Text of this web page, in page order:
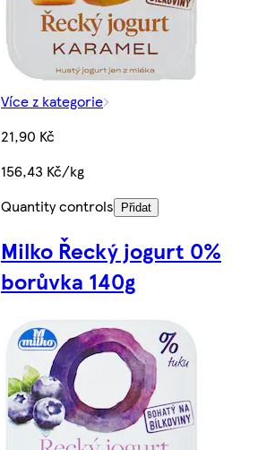
Více z kategorie
21,90 Kč
156,43 Kč/kg
Quantity controls
Přidat
Milko Řecký jogurt 0%
borůvka 140g